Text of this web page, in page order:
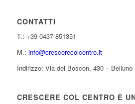
CONTATTI
T.: +39 0437 851351
M.: info@crescerecolcentro.it
Indirizzo: Via del Boscon, 430 – Belluno
CRESCERE COL CENTRO È